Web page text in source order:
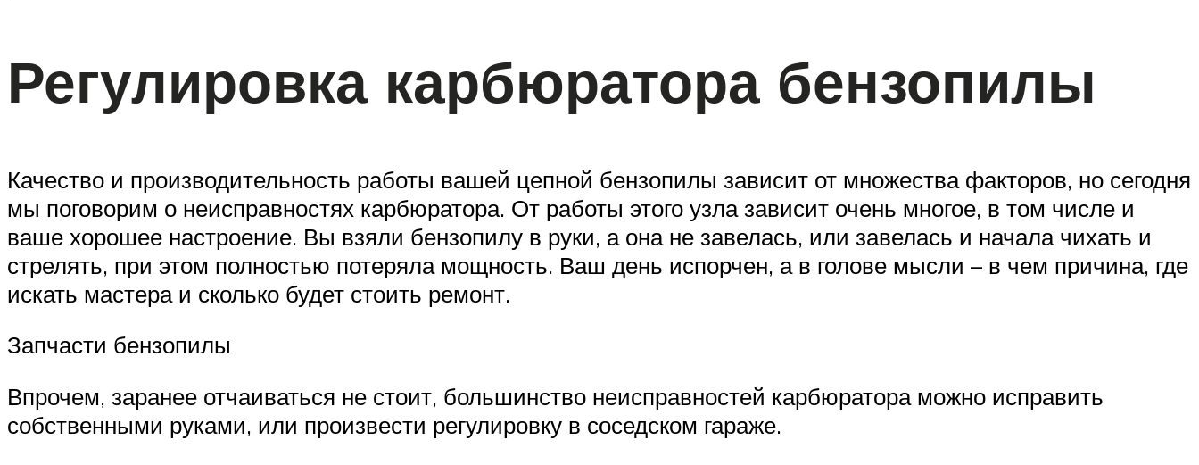
Регулировка карбюратора бензопилы
Качество и производительность работы вашей цепной бензопилы зависит от множества факторов, но сегодня
мы поговорим о неисправностях карбюратора. От работы этого узла зависит очень многое, в том числе и
ваше хорошее настроение. Вы взяли бензопилу в руки, а она не завелась, или завелась и начала чихать и
стрелять, при этом полностью потеряла мощность. Ваш день испорчен, а в голове мысли – в чем причина, где
искать мастера и сколько будет стоить ремонт.
Запчасти бензопилы
Впрочем, заранее отчаиваться не стоит, большинство неисправностей карбюратора можно исправить
собственными руками, или произвести регулировку в соседском гараже.